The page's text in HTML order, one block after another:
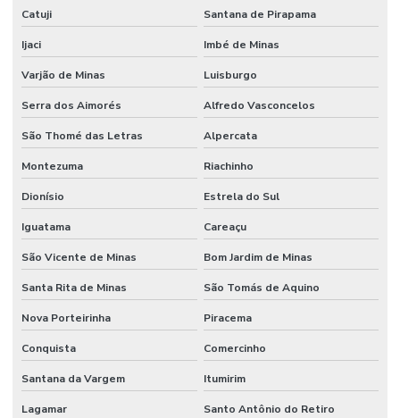
Catuji Santana de Pirapama
Ijaci Imbé de Minas
Varjão de Minas Luisburgo
Serra dos Aimorés Alfredo Vasconcelos
São Thomé das Letras Alpercata
Montezuma Riachinho
Dionísio Estrela do Sul
Iguatama Careaçu
São Vicente de Minas Bom Jardim de Minas
Santa Rita de Minas São Tomás de Aquino
Nova Porteirinha Piracema
Conquista Comercinho
Santana da Vargem Itumirim
Lagamar Santo Antônio do Retiro